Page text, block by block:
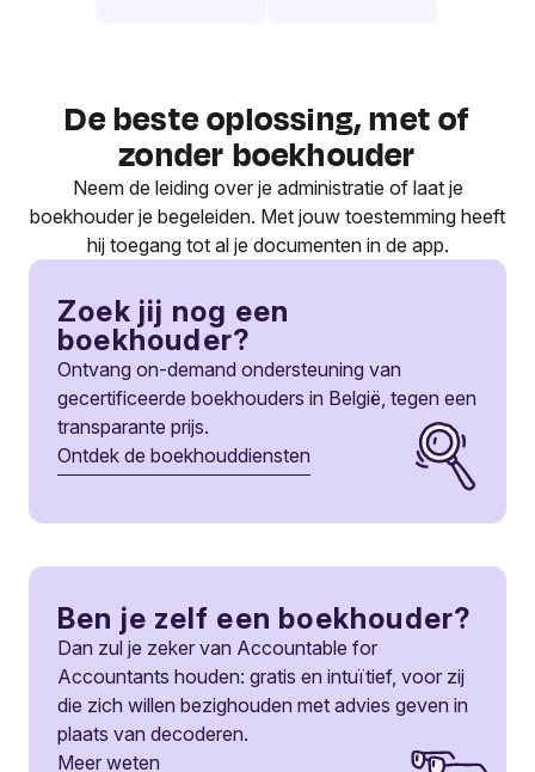
De beste oplossing, met of
zonder boekhouder
Neem de leiding over je administratie of laat je
boekhouder je begeleiden. Met jouw toestemming heeft
hij toegang tot al je documenten in de app.
Zoek jij nog een
boekhouder?
Ontvang on-demand ondersteuning van
gecertificeerde boekhouders in België, tegen een
transparante prijs.
Ontdek de boekhouddiensten
Ben je zelf een boekhouder?
Dan zul je zeker van Accountable for
Accountants houden: gratis en intuïtief, voor zij
die zich willen bezighouden met advies geven in
plaats van decoderen.
Meer weten